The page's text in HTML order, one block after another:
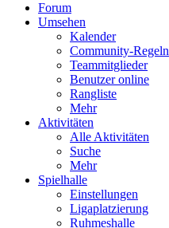
Forum
Umsehen
Kalender
Community-Regeln
Teammitglieder
Benutzer online
Rangliste
Mehr
Aktivitäten
Alle Aktivitäten
Suche
Mehr
Spielhalle
Einstellungen
Ligaplatzierung
Ruhmeshalle